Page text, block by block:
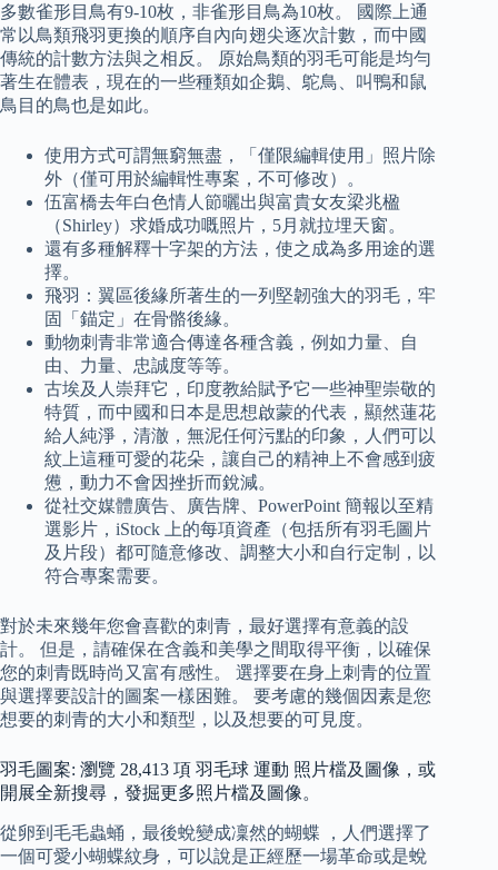
多數雀形目鳥有9-10枚，非雀形目鳥為10枚。 國際上通
常以鳥類飛羽更換的順序自內向翅尖逐次計數，而中國
傳統的計數方法與之相反。 原始鳥類的羽毛可能是均勻
著生在體表，現在的一些種類如企鵝、鴕鳥、叫鴨和鼠
鳥目的鳥也是如此。
使用方式可謂無窮無盡，「僅限編輯使用」照片除
外（僅可用於編輯性專案，不可修改）。
伍富橋去年白色情人節曬出與富貴女友梁兆楹
（Shirley）求婚成功嘅照片，5月就拉埋天窗。
還有多種解釋十字架的方法，使之成為多用途的選
擇。
飛羽：翼區後緣所著生的一列堅韌強大的羽毛，牢
固「錨定」在骨骼後緣。
動物刺青非常適合傳達各種含義，例如力量、自
由、力量、忠誠度等等。
古埃及人崇拜它，印度教給賦予它一些神聖崇敬的
特質，而中國和日本是思想啟蒙的代表，顯然蓮花
給人純淨，清澈，無泥任何污點的印象，人們可以
紋上這種可愛的花朵，讓自己的精神上不會感到疲
憊，動力不會因挫折而銳減。
從社交媒體廣告、廣告牌、PowerPoint 簡報以至精
選影片，iStock 上的每項資產（包括所有羽毛圖片
及片段）都可隨意修改、調整大小和自行定制，以
符合專案需要。
對於未來幾年您會喜歡的刺青，最好選擇有意義的設
計。 但是，請確保在含義和美學之間取得平衡，以確保
您的刺青既時尚又富有感性。 選擇要在身上刺青的位置
與選擇要設計的圖案一樣困難。 要考慮的幾個因素是您
想要的刺青的大小和類型，以及想要的可見度。
羽毛圖案: 瀏覽 28,413 項 羽毛球 運動 照片檔及圖像，或
開展全新搜尋，發掘更多照片檔及圖像。
從卵到毛毛蟲蛹，最後蛻變成凜然的蝴蝶 ，人們選擇了
一個可愛小蝴蝶紋身，可以說是正經歷一場革命或是蛻